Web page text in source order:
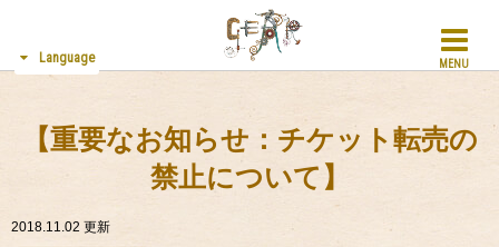
MENU
Language
【重要なお知らせ：チケット転売の
禁止について】
2018.11.02 更新